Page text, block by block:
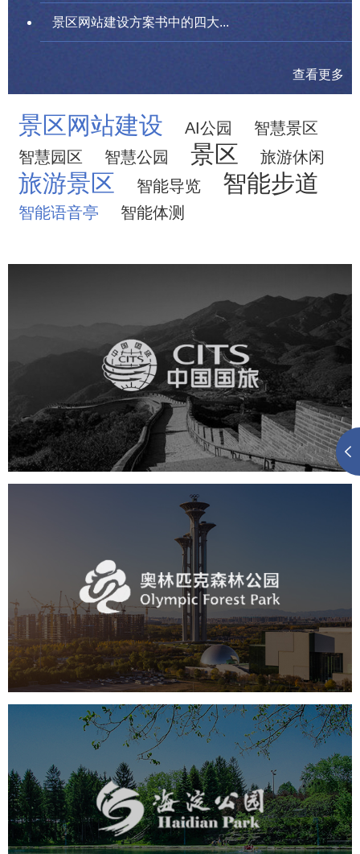
景区网站建设方案书中的四大...
查看更多
景区网站建设 AI公园
智慧景区
智慧园区
智慧公园 景区 旅游休闲
旅游景区 智能导览 智能步道
智能语音亭 智能体测
中国国旅
旅游休闲 电商网站 网站建设
奥体森林公园
旅游休闲 公园 AI人工智能
智慧公园
智慧体育公园
智能步道 智能大数据平台
海淀公园
旅游休闲 公园 AI人工智能 智慧公园
智能步道